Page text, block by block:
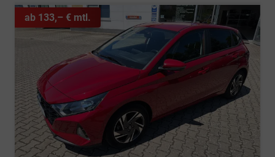
ab 133,– € mtl.